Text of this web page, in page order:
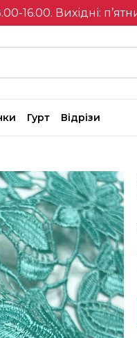
16.00. Вихідні:
Гурт Відрізи